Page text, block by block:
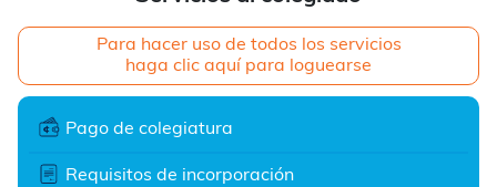
Para hacer uso de todos los servicios
haga clic aquí para loguearse
Pago de colegiatura
Requisitos de incorporación